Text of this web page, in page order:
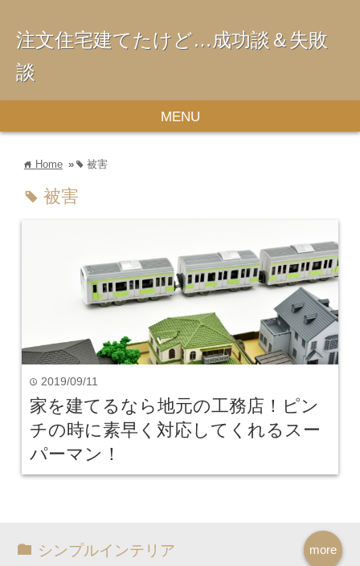
注文住宅建てたけど…成功談＆失敗
談
MENU
home Home » tag 被害
tag 被害
time 2019/09/11
家を建てるなら地元の工務店！ピン
チの時に素早く対応してくれるスー
パーマン！
more
シンプルインテリア